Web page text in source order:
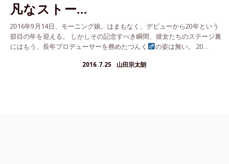
凡なストー...
2016年9月14日、モーニング娘。はまもなく、デビューから20年という
節目の年を迎える。 しかしその記念すべき瞬間、彼女たちのステージ裏
にはもう、長年プロデューサーを務めたつんく
の姿は無い。 20...
2016.7.25 山田宗太朗